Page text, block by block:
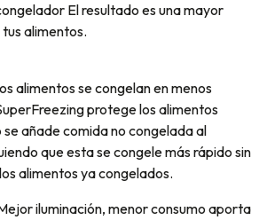
El resultado es una mayor
alimentos.
alimentos se congelan en menos
protege los alimentos
añade comida no congelada al
que esta se congele más rápido sin
alimentos ya congelados.
iluminación, menor consumo aporta